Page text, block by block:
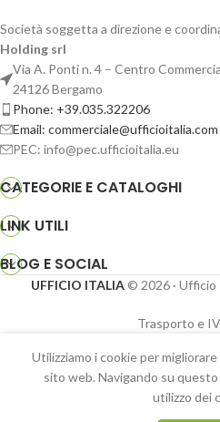
Società soggetta a direzione e
Holding srl
Via A. Ponti n. 4 – Centro
24126 Bergamo
Phone: +39.035.322206
Email: commerciale@ufficioitalia.com
PEC: info@pec.ufficioitalia.eu
CATEGORIE E CATALOGHI
LINK UTILI
BLOG E SOCIAL
UFFICIO ITALIA © 2026· Ufficio
Trasporto e
Utilizziamo i cookie per
sito web. Navigando su
utilizzo dei
Panchina con
schienale, in plastica
riciclata, struttura in
acciaio – ESPPS0404